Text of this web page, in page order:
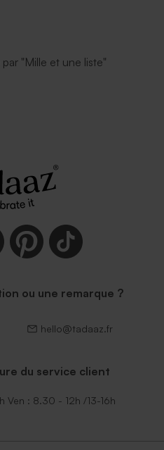
"Mille et une liste"
ou une remarque ?
hello@tadaaz.fr
du service client
Ven : 8.30 - 12h /13-16h